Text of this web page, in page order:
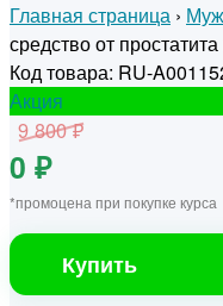
Главная страница ›
средство от
Код товара: RU-
Акция
9 800 ₽
0 ₽
*промоцена при покупке курса
Купить